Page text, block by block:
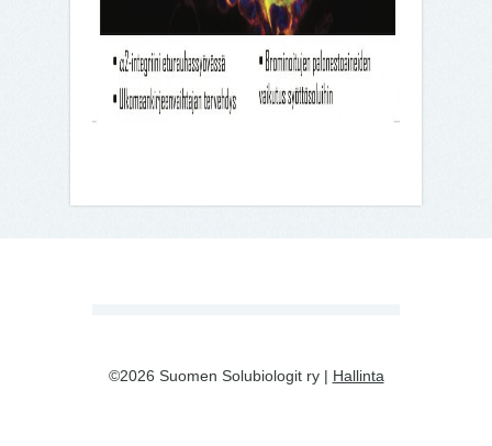
©2026 Suomen Solubiologit ry | Hallinta